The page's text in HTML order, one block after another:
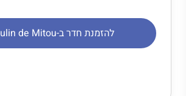
להזמנת חדר ב-Moulin de Mitou